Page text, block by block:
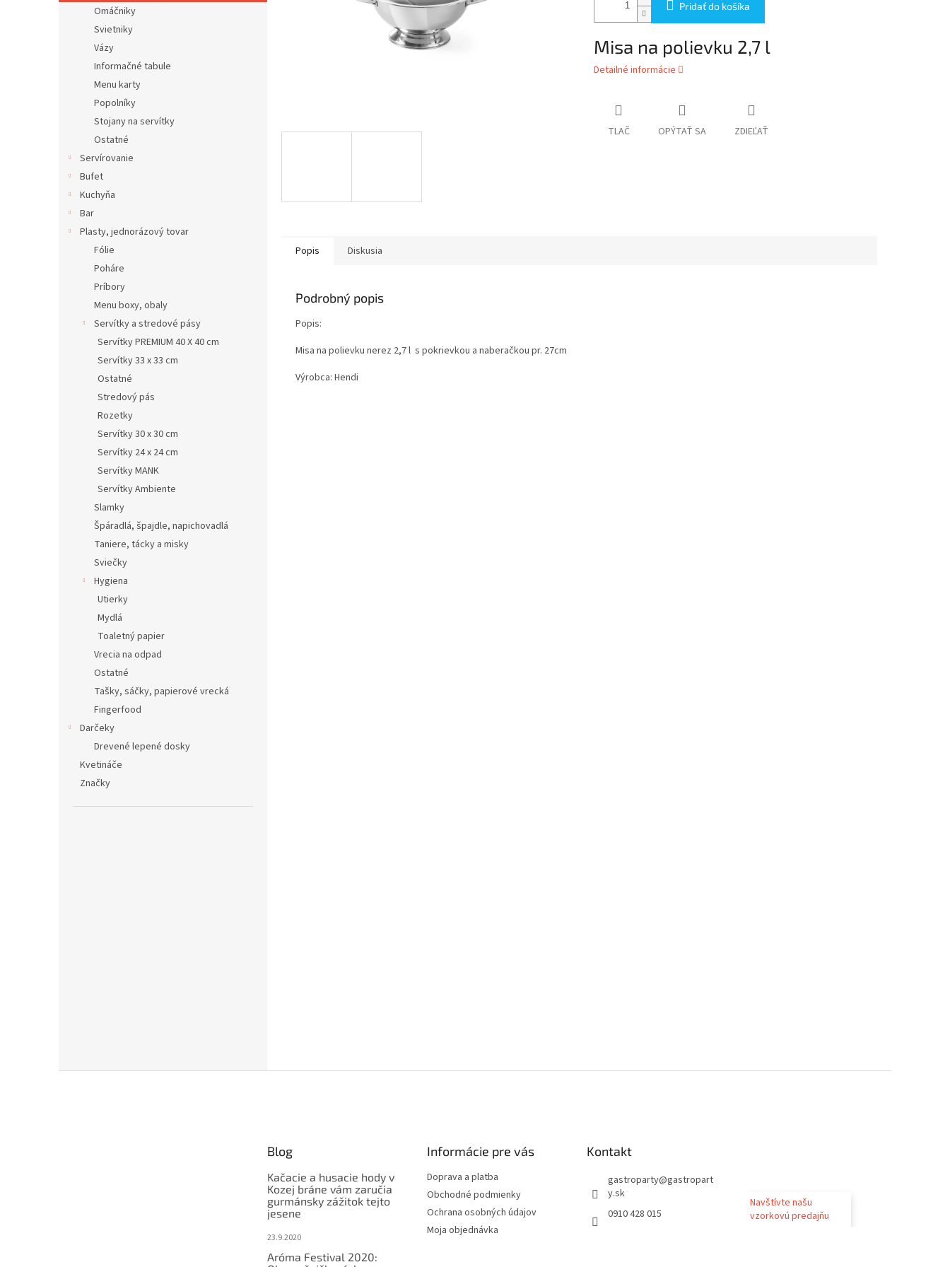
Omáčniky
Svietniky
Vázy
Informačné tabule
Menu karty
Popolníky
Stojany na servítky
Ostatné
Servírovanie
Bufet
Kuchyňa
Bar
Plasty, jednorázový tovar
Fólie
Poháre
Príbory
Menu boxy, obaly
Servítky a stredové pásy
Servítky PREMIUM 40 X 40 cm
Servítky 33 x 33 cm
Ostatné
Stredový pás
Rozetky
Servítky 30 x 30 cm
Servítky 24 x 24 cm
Servítky MANK
Servítky Ambiente
Slamky
Špáradlá, špajdle, napichovadlá
Taniere, tácky a misky
Sviečky
Hygiena
Utierky
Mydlá
Toaletný papier
Vrecia na odpad
Ostatné
Tašky, sáčky, papierové vrecká
Fingerfood
Darčeky
Drevené lepené dosky
Kvetináče
Značky
Pridať do košíka
Misa na polievku 2,7 l
Detailné informácie
TLAČ OPÝTAŤ SA ZDIEĽAŤ
Popis Diskusia
Podrobný popis
Popis:
Misa na polievku nerez 2,7 l s pokrievkou a naberačkou pr. 27cm
Výrobca: Hendi
Blog
Kačacie a husacie hody v
Kozej bráne vám zaručia
gurmánsky zážitok tejto
jesene
23.9.2020
Aróma Festival 2020:
Informácie pre vás
Doprava a platba
Obchodné podmienky
Ochrana osobných údajov
Moja objednávka
Kontakt
gastroparty@gastropart
y.sk
0910 428 015
Navštívte našu
vzorkovú predajňu